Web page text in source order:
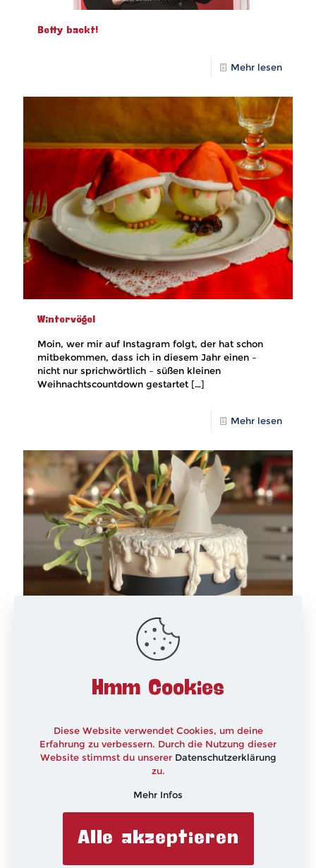
Betty backt!
Mehr lesen
Wintervögel
Moin, wer mir auf Instagram folgt, der hat schon
mitbekommen, dass ich in diesem Jahr einen –
nicht nur sprichwörtlich – süßen kleinen
Weihnachtscountdown gestartet […]
Mehr lesen
(Click here for english version below) Moin, mit
Special“ mit großartigen Tortenkünstlerinnen[…]
Hmm Cookies
Diese Website verwendet Cookies, um deine
Erfahrung zu verbessern. Durch die Nutzung dieser
Website stimmst du unserer Datenschutzerklärung
zu.
Mehr Infos
Alle akzeptieren